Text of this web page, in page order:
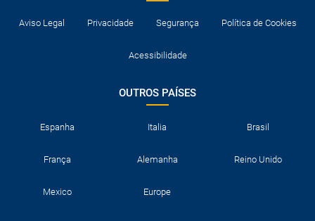
Aviso Legal Privacidade Segurança Política de Cookies
Acessibilidade
OUTROS PAÍSES
Espanha Italia Brasil
França Alemanha Reino Unido
Mexico Europe